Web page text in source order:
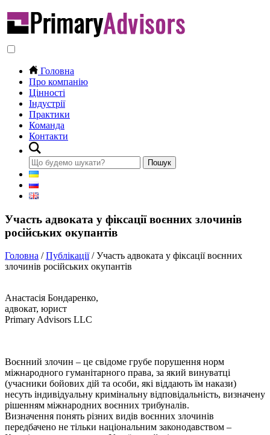
Головна
Про компанію
Цінності
Індустрії
Практики
Команда
Контакти
Участь адвоката у фіксації воєнних злочинів
російських окупантів
Головна /Публікації/Участь адвоката у фіксації воєнних
злочинів російських окупантів
Анастасія Бондаренко,
адвокат, юрист
Primary Advisors LLC
Воєнний злочин – це свідоме грубе порушення норм
міжнародного гуманітарного права, за який винуватці
(учасники бойових дій та особи, які віддають їм накази)
несуть індивідуальну кримінальну відповідальність, визначену
рішенням міжнародних воєнних трибуналів.
Визначення понять різних видів воєнних злочинів
передбачено не тільки національним законодавством –